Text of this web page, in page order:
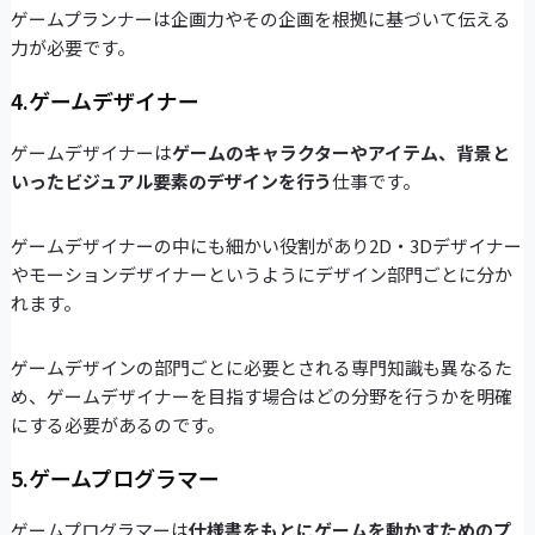
ゲームプランナーは企画力やその企画を根拠に基づいて伝える
力が必要です。
4.ゲームデザイナー
ゲームデザイナーはゲームのキャラクターやアイテム、背景と
いったビジュアル要素のデザインを行う仕事です。
ゲームデザイナーの中にも細かい役割があり2D・3Dデザイナー
やモーションデザイナーというようにデザイン部門ごとに分か
れます。
ゲームデザインの部門ごとに必要とされる専門知識も異なるた
め、ゲームデザイナーを目指す場合はどの分野を行うかを明確
にする必要があるのです。
5.ゲームプログラマー
ゲームプログラマーは仕様書をもとにゲームを動かすためのプ